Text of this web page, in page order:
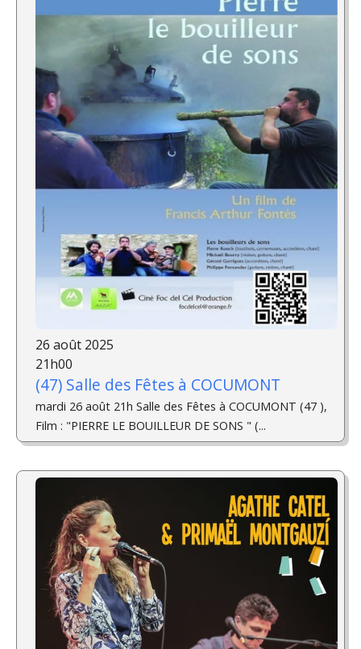
26 août 2025
21h00
(47) Salle des Fêtes à COCUMONT
mardi 26 août 21h Salle des Fêtes à COCUMONT (47 ),
Film : "PIERRE LE BOUILLEUR DE SONS " (...